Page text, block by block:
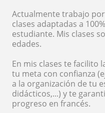
Actualmente trabajo
clases adaptadas a
estudiante. Mis clases
edades.
En mis clases te facilito
tu meta con confianza
a la organización de tu
didácticos,...) y te
progreso en francés.